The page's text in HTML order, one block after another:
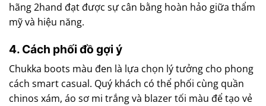
hãng 2hand đạt được sự cân bằng hoàn hảo giữa thẩm
mỹ và hiệu năng.
4. Cách phối đồ gợi ý
Chukka boots màu đen là lựa chọn lý tưởng cho phong
cách smart casual. Quý khách có thể phối cùng quần
chinos xám, áo sơ mi trắng và blazer tối màu để tạo vẻ